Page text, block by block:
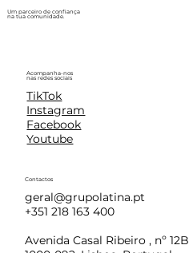
Um parceiro de confiança
na tua comunidade.
Acompanha-nos
nas redes sociais
TikTok
Instagram
Facebook
Youtube
Contactos
geral@grupolatina.pt
+351 218 163 400
Avenida Casal Ribeiro , nº 12B